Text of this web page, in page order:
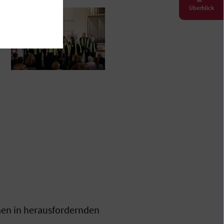
Überblick
in herausfordernden